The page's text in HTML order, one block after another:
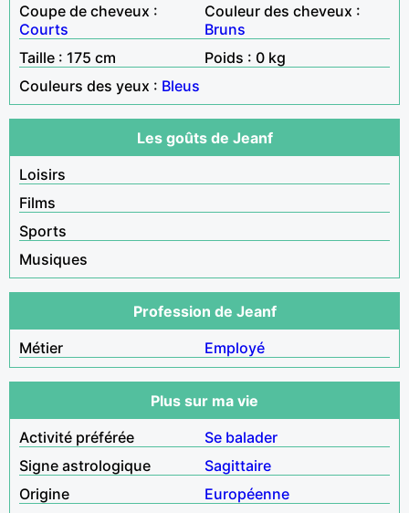
Coupe de cheveux :
Courts
Couleur des cheveux :
Bruns
Taille : 175 cm
Poids : 0 kg
Couleurs des yeux : Bleus
Les goûts de Jeanf
Loisirs
Films
Sports
Musiques
Profession de Jeanf
Métier
Employé
Plus sur ma vie
Activité préférée
Se balader
Signe astrologique
Sagittaire
Origine
Européenne